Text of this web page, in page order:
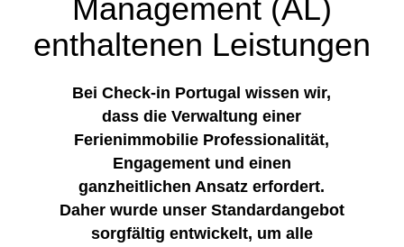
Management (AL)
enthaltenen Leistungen
Bei Check-in Portugal wissen wir,
dass die Verwaltung einer
Ferienimmobilie Professionalität,
Engagement und einen
ganzheitlichen Ansatz erfordert.
Daher wurde unser Standardangebot
sorgfältig entwickelt, um alle